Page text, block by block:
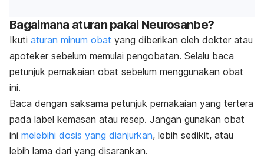
Bagaimana aturan pakai Neurosanbe?
Ikuti aturan minum obat yang diberikan oleh dokter atau
apoteker sebelum memulai pengobatan. Selalu baca
petunjuk pemakaian obat sebelum menggunakan obat
ini.
Baca dengan saksama petunjuk pemakaian yang tertera
pada label kemasan atau resep. Jangan gunakan obat
ini melebihi dosis yang dianjurkan, lebih sedikit, atau
lebih lama dari yang disarankan.